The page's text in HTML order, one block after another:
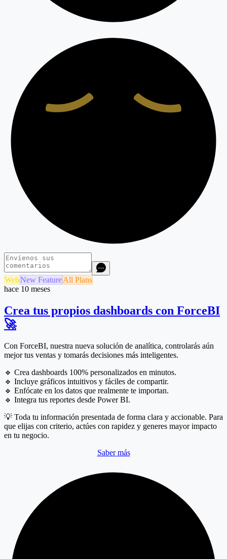
WebNew FeatureAll Plans
hace 10 meses
Crea tus propios dashboards con ForceBI
🚀
Con ForceBI, nuestra nueva solución de analítica, controlarás aún
mejor tus ventas y tomarás decisiones más inteligentes.
🔹 Crea dashboards 100% personalizados en minutos.
🔹 Incluye gráficos intuitivos y fáciles de compartir.
🔹 Enfócate en los datos que realmente te importan.
🔹 Integra tus reportes desde Power BI.
💡 Toda tu información presentada de forma clara y accionable. Para
que elijas con criterio, actúes con rapidez y generes mayor impacto
en tu negocio.
Saber más